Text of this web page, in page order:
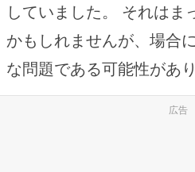
していました。 それはま
かもしれませんが、場合
な問題である可能性があり
広告